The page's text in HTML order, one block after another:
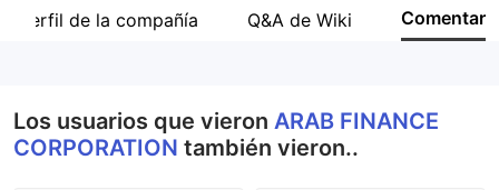
Empresa
Perfil de la compañía Q&A de Wiki Comentar
Los usuarios que vieron ARAB FINANCE
CORPORATION también vieron..